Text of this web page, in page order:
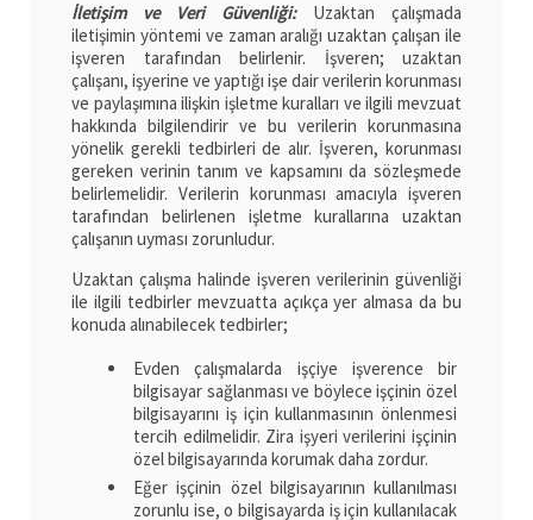
İletişim ve Veri Güvenliği:Uzaktan çalışmada
iletişimin yöntemi ve zaman aralığı uzaktan çalışan ile
işveren tarafından belirlenir. İşveren; uzaktan
çalışanı, işyerine ve yaptığı işe dair verilerin korunması
ve paylaşımına ilişkin işletme kuralları ve ilgili mevzuat
hakkında bilgilendirir ve bu verilerin korunmasına
yönelik gerekli tedbirleri de alır. İşveren, korunması
gereken verinin tanım ve kapsamını da sözleşmede
belirlemelidir. Verilerin korunması amacıyla işveren
tarafından belirlenen işletme kurallarına uzaktan
çalışanın uyması zorunludur.
Uzaktan çalışma halinde işveren verilerinin güvenliği
ile ilgili tedbirler mevzuatta açıkça yer almasa da bu
konuda alınabilecek tedbirler;
Evden çalışmalarda işçiye işverence bir
bilgisayar sağlanması ve böylece işçinin özel
bilgisayarını iş için kullanmasının önlenmesi
tercih edilmelidir. Zira işyeri verilerini işçinin
özel bilgisayarında korumak daha zordur.
Eğer işçinin özel bilgisayarının kullanılması
zorunlu ise, o bilgisayarda iş için kullanılacak